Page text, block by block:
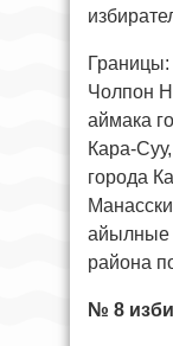
Чолпон
аймака
Кара-
города
айылные
района
№ 8